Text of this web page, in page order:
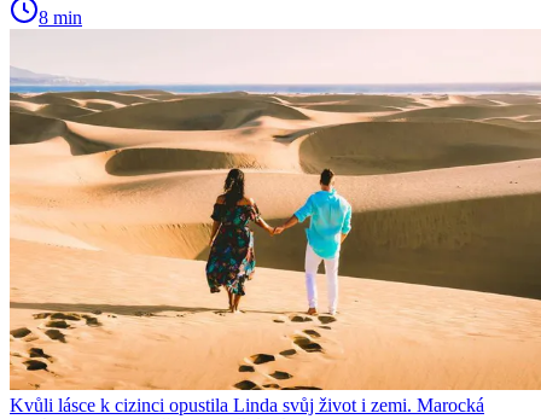
8 min
Kvůli lásce k cizinci opustila Linda svůj život i zemi. Marocká